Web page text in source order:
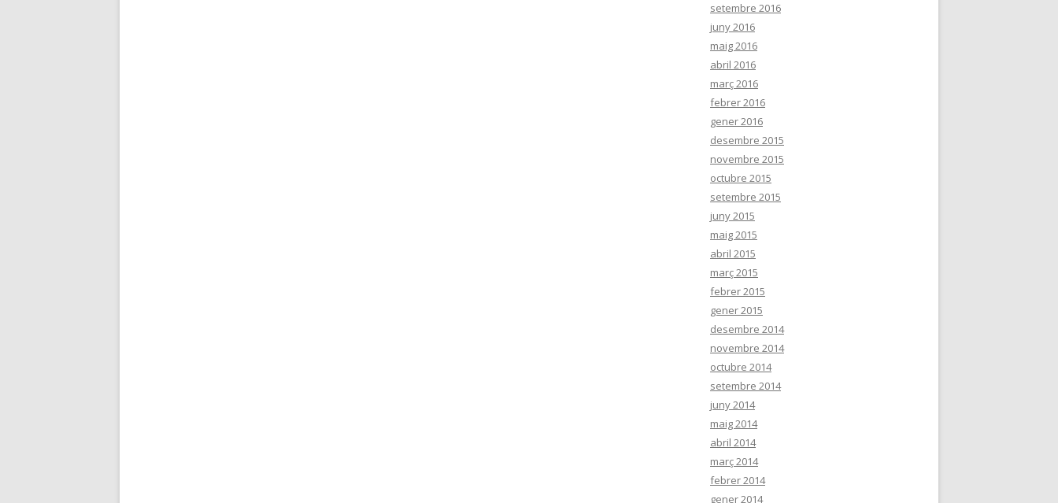
setembre 2016
juny 2016
maig 2016
abril 2016
març 2016
febrer 2016
gener 2016
desembre 2015
novembre 2015
octubre 2015
setembre 2015
juny 2015
maig 2015
abril 2015
març 2015
febrer 2015
gener 2015
desembre 2014
novembre 2014
octubre 2014
setembre 2014
juny 2014
maig 2014
abril 2014
març 2014
febrer 2014
gener 2014